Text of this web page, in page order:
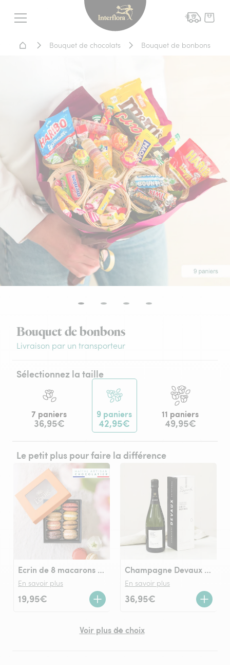
Menu
Interflora - livraison
Accueil - Livraison fleurs
Bouquet de chocolats Bouquet de bonbons
Bouquet de bonbons
Livraison par un transporteur
Sélectionnez la taille
7 paniers
36,95€
9 paniers
42,95€
11 paniers
49,95€
Le petit plus pour faire la différence
Ecrin de 8 macarons Chocolats LOUIS
En savoir plus
19,95€
Champagne Devaux Cœur des Bar Blanc de Noirs
En savoir plus
36,95€
Voir plus de choix